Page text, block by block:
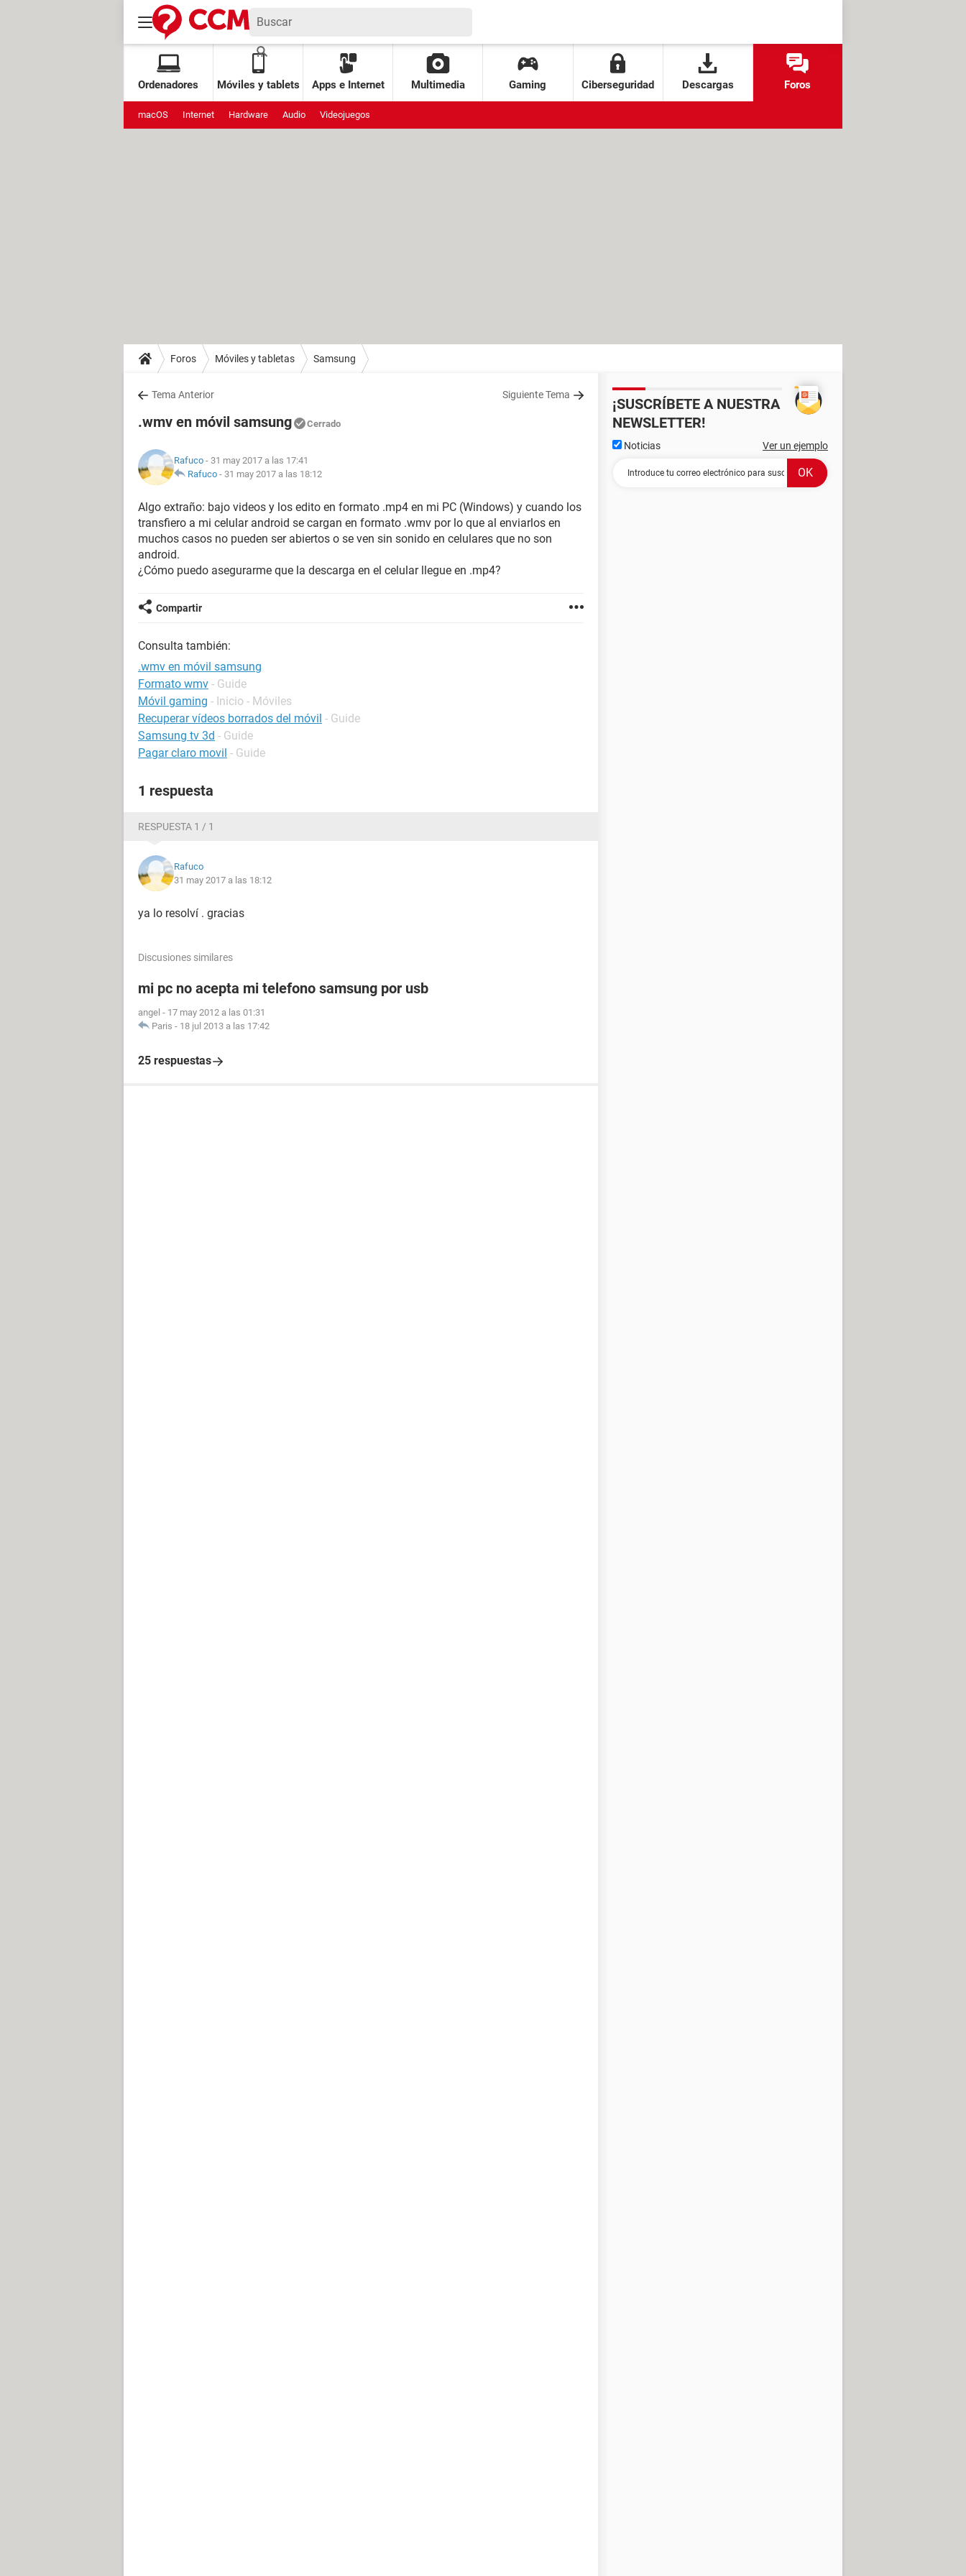
Ordenadores Móviles y tablets Apps e Internet Multimedia Gaming Ciberseguridad Descargas Foros
macOS Internet Hardware Audio Videojuegos
Foros Móviles y tabletas Samsung
Tema Anterior Siguiente Tema
.wmv en móvil samsung Cerrado
Rafuco - 31 may 2017 a las 17:41
Rafuco - 31 may 2017 a las 18:12
Algo extraño: bajo videos y los edito en formato .mp4 en mi PC (Windows) y cuando los
transfiero a mi celular android se cargan en formato .wmv por lo que al enviarlos en
muchos casos no pueden ser abiertos o se ven sin sonido en celulares que no son
android.
¿Cómo puedo asegurarme que la descarga en el celular llegue en .mp4?
Compartir
Consulta también:
.wmv en móvil samsung
Formato wmv - Guide
Móvil gaming - Inicio - Móviles
Recuperar vídeos borrados del móvil - Guide
Samsung tv 3d - Guide
Pagar claro movil - Guide
1 respuesta
RESPUESTA 1 / 1
Rafuco
31 may 2017 a las 18:12
ya lo resolví . gracias
Discusiones similares
mi pc no acepta mi telefono samsung por usb
angel - 17 may 2012 a las 01:31
Paris - 18 jul 2013 a las 17:42
25 respuestas
¡SUSCRÍBETE A NUESTRA
NEWSLETTER!
Noticias Ver un ejemplo